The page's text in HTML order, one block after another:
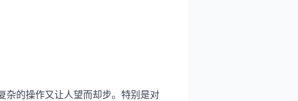
杂的操作又让人望而却步。特别是对